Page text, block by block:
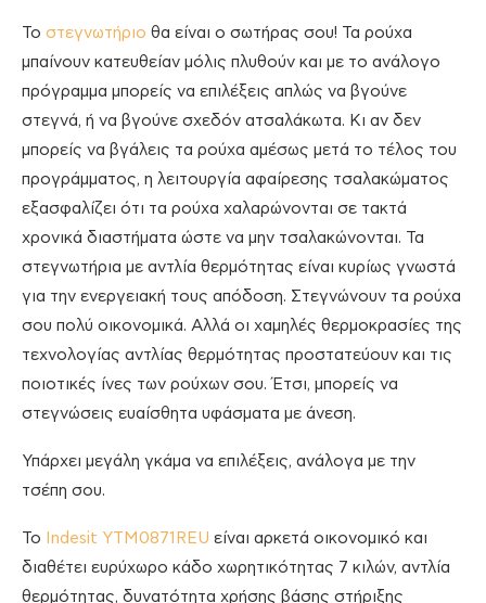
Το στεγνωτήριο θα είναι ο σωτήρας σου! Τα ρούχα
μπαίνουν κατευθείαν μόλις πλυθούν και με το ανάλογο
πρόγραμμα μπορείς να επιλέξεις απλώς να βγούνε
στεγνά, ή να βγούνε σχεδόν ατσαλάκωτα. Κι αν δεν
μπορείς να βγάλεις τα ρούχα αμέσως μετά το τέλος του
προγράμματος, η λειτουργία αφαίρεσης τσαλακώματος
εξασφαλίζει ότι τα ρούχα χαλαρώνονται σε τακτά
χρονικά διαστήματα ώστε να μην τσαλακώνονται. Τα
στεγνωτήρια με αντλία θερμότητας είναι κυρίως γνωστά
για την ενεργειακή τους απόδοση. Στεγνώνουν τα ρούχα
σου πολύ οικονομικά. Αλλά οι χαμηλές θερμοκρασίες της
τεχνολογίας αντλίας θερμότητας προστατεύουν και τις
ποιοτικές ίνες των ρούχων σου. Έτσι, μπορείς να
στεγνώσεις ευαίσθητα υφάσματα με άνεση.
Υπάρχει μεγάλη γκάμα να επιλέξεις, ανάλογα με την
τσέπη σου.
Το Indesit YTM0871REU είναι αρκετά οικονομικό και
διαθέτει ευρύχωρο κάδο χωρητικότητας 7 κιλών, αντλία
θερμότητας, δυνατότητα χρήσης βάσης στήριξης